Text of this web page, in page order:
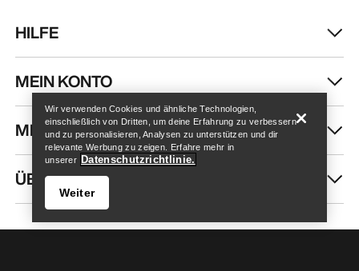
Store finden Help
HILFE
MEIN KONTO
MEHR SHOPPEN
ÜBER UNS
Wir verwenden Cookies und ähnliche Technologien,
einschließlich von Dritten, um deine Erfahrung zu verbessern
und zu personalisieren, Analysen zu unterstützen und dir
relevante Werbung zu zeigen. Erfahre mehr in
unserer Datenschutzrichtlinie.
Weiter